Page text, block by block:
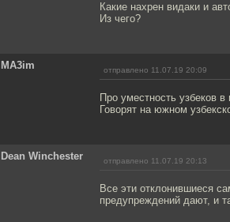
Какие нахрен видаки и
Из чего?
MA3im отправлено 11.07.19 20:09
Про уместность узбеков
Говорят на южном
Dean Winchester отправлено 11.07.19 20:13
Все эти отклонившиеся
предупреждений дают, и